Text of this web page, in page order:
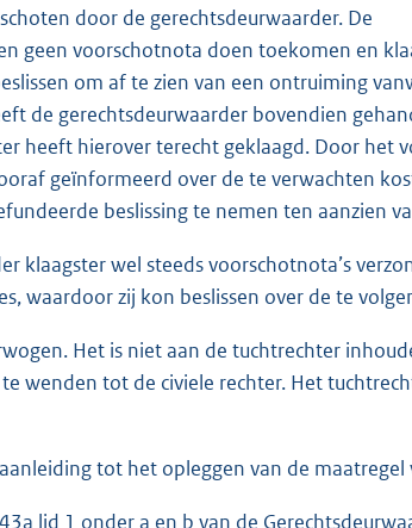
door de gerechtsdeurwaarder. De
geen voorschotnota doen toekomen en
om af te zien van een ontruiming
de gerechtsdeurwaarder bovendien
heeft hierover terecht geklaagd. Door het
geïnformeerd over de te verwachten
beslissing te nemen ten aanzien
klaagster wel steeds voorschotnota’s
waardoor zij kon beslissen over de te
Het is niet aan de tuchtrechter
wenden tot de civiele rechter. Het
tot het opleggen van de maatregel
lid 1 onder a en b van de